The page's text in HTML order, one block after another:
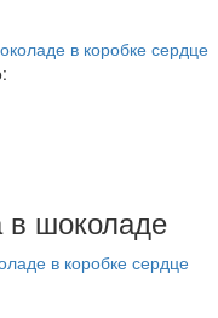
в шоколаде
в коробке сердце